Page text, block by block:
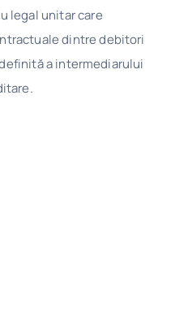
legal unitar care
dintre debitori
a intermediarului